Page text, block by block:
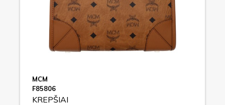
MCM
F85806
KREPŠIAI